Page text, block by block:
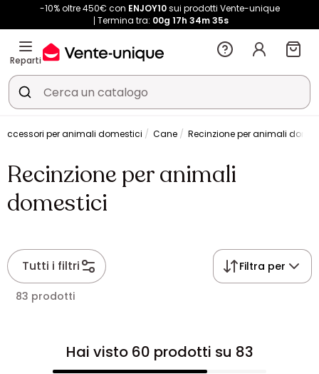
-10% oltre 450€ con ENJOY10sui prodotti Vente-unique
Termina tra: 00g 17h 34m 34s
Reparti
Accessori per animali domestici Cane Recinzione per animali
Recinzione per animali
domestici
Tutti i filtri Filtra per
83 prodotti
Hai visto 60 prodotti su 83